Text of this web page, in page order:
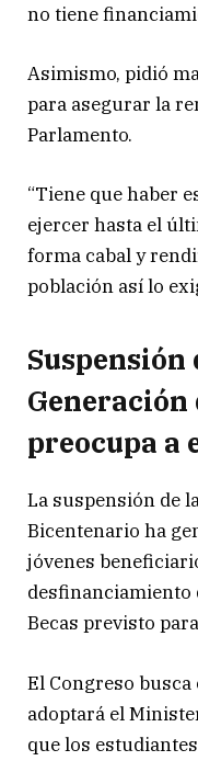
no tiene
Asimismo, pidió
para asegurar la
Parlamento.
“Tiene que haber
ejercer hasta el
forma cabal y
población así lo
Suspensión
preocupa a
La suspensión de
Bicentenario ha
jóvenes
desfinanciamiento
Becas previsto
El Congreso
adoptará el
que los